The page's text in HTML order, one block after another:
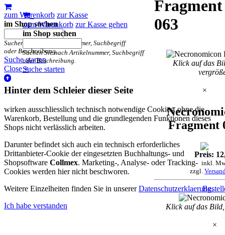
zum Warenkorb zur Kasse gehen
im Shop suchen
Suchen Sie nach Artikelnummer, Suchbegriff
oder Beschreibung.
Suche starten
zum Warenkorb zur Kasse
im Shop suchen
Suchen Sie nach Artikelnummer, Suchbegriff
oder Beschreibung.
Suche starten
Close ×
Fragment
063
Klick auf das
×
Fragment
Preis:
inkl.
zzgl.
Klick auf das
×
Hinter dem Schleier dieser Seite
wirken ausschliesslich technisch notwendige Cookies, ohne die
Warenkorb, Bestellung und die grundlegenden Funktionen dieses
Shops nicht verlässlich arbeiten.
Darunter befindet sich auch ein technisch erforderliches
Drittanbieter-Cookie der eingesetzten Buchhaltungs- und
Shopsoftware Collmex. Marketing-, Analyse- oder Tracking-
Cookies werden hier nicht beschworen.
Weitere Einzelheiten finden Sie in unsererDatenschutzerklaerung.
Ich habe verstanden